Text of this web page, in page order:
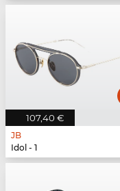
107,40 €
JB
Idol - 1